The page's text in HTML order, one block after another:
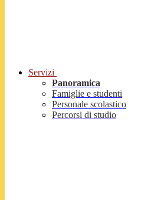
Servizi
Panoramica
Famiglie e studenti
Personale scolastico
Percorsi di studio